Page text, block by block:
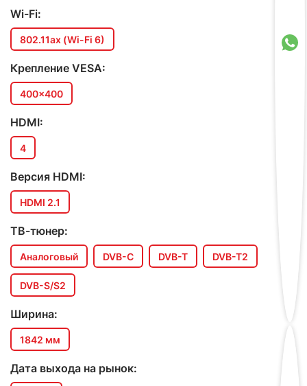
Wi-Fi:
802.11ax (Wi-Fi 6)
Крепление VESA:
400x400
HDMI:
4
Версия HDMI:
HDMI 2.1
ТВ-тюнер:
Аналоговый DVB-C DVB-T DVB-T2
DVB-S/S2
Ширина:
1842 мм
Дата выхода на рынок: